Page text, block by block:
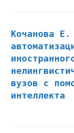
Кочанова
вузов с
интеллекта